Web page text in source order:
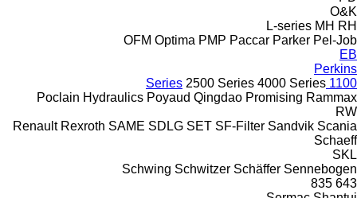
O&K
L-series MH RH
OFM Optima PMP Paccar Parker Pel-Job
EB
Perkins
1100 Series
2500 Series 4000 Series
Poclain Hydraulics Poyaud Qingdao Promising Rammax
RW
Renault Rexroth SAME SDLG SET SF-Filter Sandvik Scania
Schaeff
SKL
Schwing Schwitzer Schäffer Sennebogen
643
835